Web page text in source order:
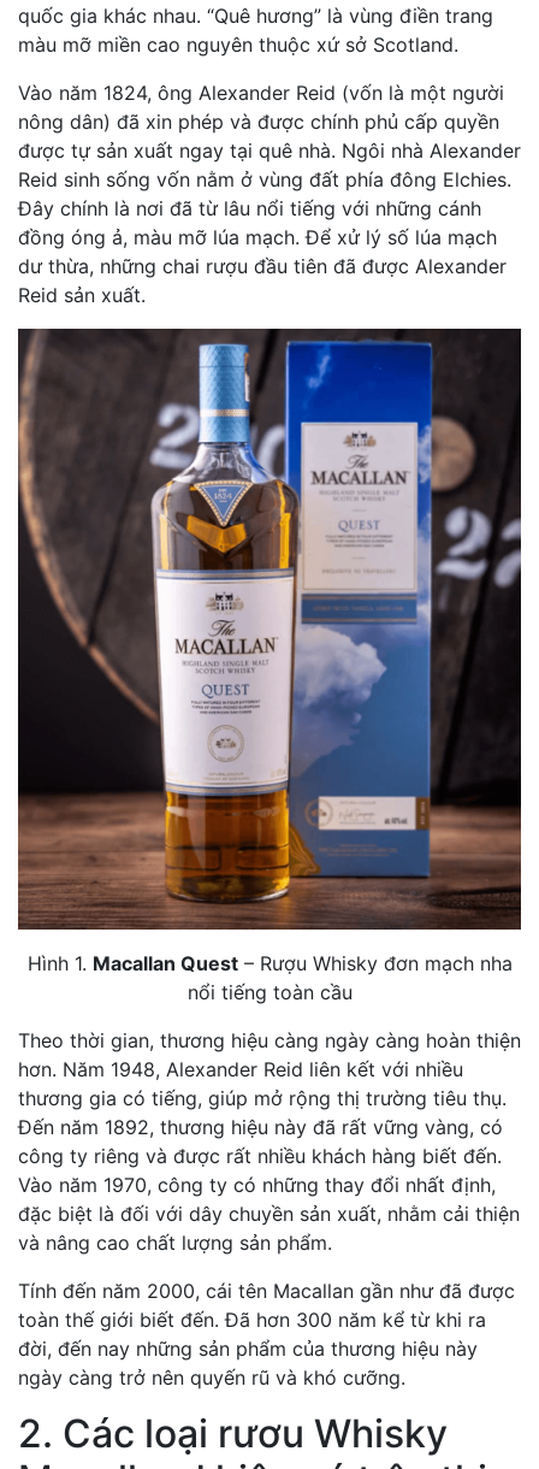
quốc gia khác nhau. “Quê hương” là vùng điền trang
màu mỡ miền cao nguyên thuộc xứ sở Scotland.
Vào năm 1824, ông Alexander Reid (vốn là một người
nông dân) đã xin phép và được chính phủ cấp quyền
được tự sản xuất ngay tại quê nhà. Ngôi nhà Alexander
Reid sinh sống vốn nằm ở vùng đất phía đông Elchies.
Đây chính là nơi đã từ lâu nổi tiếng với những cánh
đồng óng ả, màu mỡ lúa mạch. Để xử lý số lúa mạch
dư thừa, những chai rượu đầu tiên đã được Alexander
Reid sản xuất.
Hình 1. Macallan Quest– Rượu Whisky đơn mạch nha
nổi tiếng toàn cầu
Theo thời gian, thương hiệu càng ngày càng hoàn thiện
hơn. Năm 1948, Alexander Reid liên kết với nhiều
thương gia có tiếng, giúp mở rộng thị trường tiêu thụ.
Đến năm 1892, thương hiệu này đã rất vững vàng, có
công ty riêng và được rất nhiều khách hàng biết đến.
Vào năm 1970, công ty có những thay đổi nhất định,
đặc biệt là đối với dây chuyền sản xuất, nhằm cải thiện
và nâng cao chất lượng sản phẩm.
Tính đến năm 2000, cái tên Macallan gần như đã được
toàn thế giới biết đến. Đã hơn 300 năm kể từ khi ra
đời, đến nay những sản phẩm của thương hiệu này
ngày càng trở nên quyến rũ và khó cưỡng.
2. Các loại rươu Whisky